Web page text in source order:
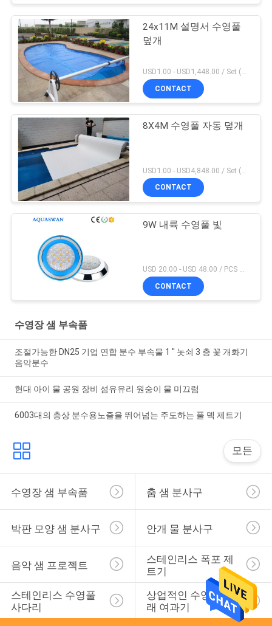
24x11M 설명서 수영풀
덮개
CONTACT
8X4M 수영풀 자동 덮개
CONTACT
9W 내륙 수영풀 빛
USD 20.00 - USD 48.00 / PCS MOQ:1 PC
CONTACT
수영장 샘 부속품
조절가능한 DN25 기업 연합 분수 부속물 1 " 놋쇠 3 층 꽃 개화기
음악분수
현대 아이 물 공원 장비 섬유유리 원숭이 물 미끄럼
6003대의 층상 분수용노즐을 뛰어넘는 주도하는 풀 덱 제트기
모든
수영장 샘 부속품 춤 샘 분사구
박판 모양 샘 분사구 안개 물 분사구
음악 샘 프로젝트
스테인리스 폭포 제
트기
스테인리스 수영풀
사다리
상업적인 수영풀 모
래 여과기